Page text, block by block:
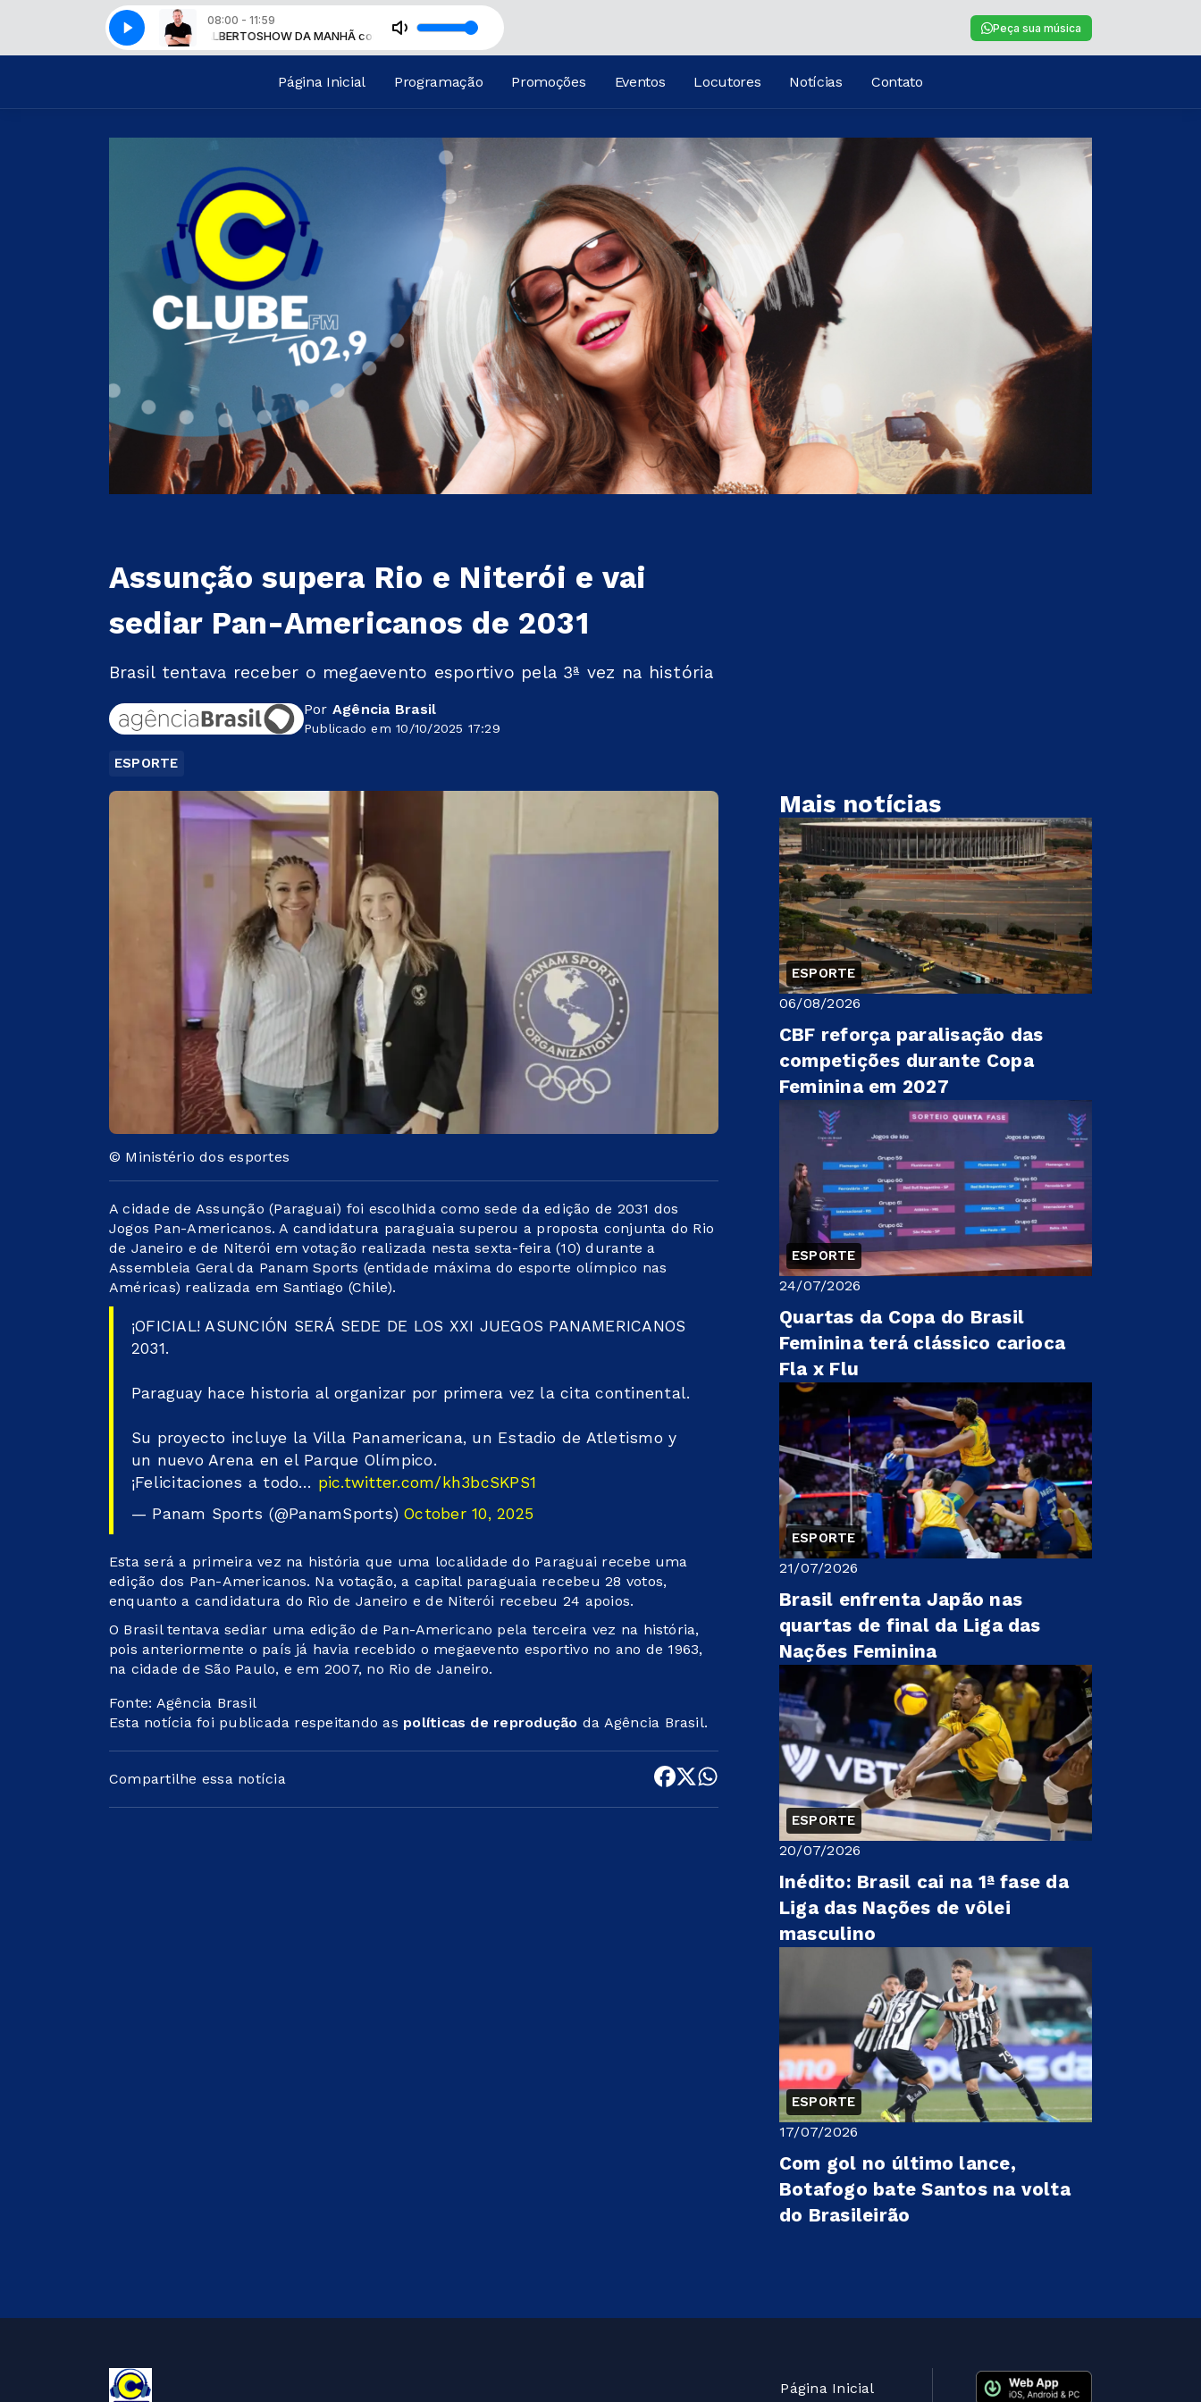
08:00 - 11:59
DA MANHÃ com CARLOS ALBERTO SHOW DA MANHÃ com CARLOS ALBERTO
Peça sua música
Página Inicial Programação Promoções Eventos Locutores Notícias Contato
Assunção supera Rio e Niterói e vai
sediar Pan-Americanos de 2031
Brasil tentava receber o megaevento esportivo pela 3ª vez na história
Por Agência Brasil
Publicado em 10/10/2025 17:29
ESPORTE
© Ministério dos esportes
A cidade de Assunção (Paraguai) foi escolhida como sede da edição de 2031 dos
Jogos Pan-Americanos. A candidatura paraguaia superou a proposta conjunta do Rio
de Janeiro e de Niterói em votação realizada nesta sexta-feira (10) durante a
Assembleia Geral da Panam Sports (entidade máxima do esporte olímpico nas
Américas) realizada em Santiago (Chile).
¡OFICIAL! ASUNCIÓN SERÁ SEDE DE LOS XXI JUEGOS PANAMERICANOS
2031.
Paraguay hace historia al organizar por primera vez la cita continental.
Su proyecto incluye la Villa Panamericana, un Estadio de Atletismo y
un nuevo Arena en el Parque Olímpico.
¡Felicitaciones a todo… pic.twitter.com/kh3bcSKPS1
— Panam Sports (@PanamSports)October 10, 2025
Esta será a primeira vez na história que uma localidade do Paraguai recebe uma
edição dos Pan-Americanos. Na votação, a capital paraguaia recebeu 28 votos,
enquanto a candidatura do Rio de Janeiro e de Niterói recebeu 24 apoios.
O Brasil tentava sediar uma edição de Pan-Americano pela terceira vez na história,
pois anteriormente o país já havia recebido o megaevento esportivo no ano de 1963,
na cidade de São Paulo, e em 2007, no Rio de Janeiro.
Fonte: Agência Brasil
Esta notícia foi publicada respeitando as políticas de reprodução da Agência Brasil.
Compartilhe essa notícia
Mais notícias
ESPORTE
06/08/2026
CBF reforça paralisação das
competições durante Copa
Feminina em 2027
ESPORTE
24/07/2026
Quartas da Copa do Brasil
Feminina terá clássico carioca
Fla x Flu
ESPORTE
21/07/2026
Brasil enfrenta Japão nas
quartas de final da Liga das
Nações Feminina
ESPORTE
20/07/2026
Inédito: Brasil cai na 1ª fase da
Liga das Nações de vôlei
masculino
ESPORTE
17/07/2026
Com gol no último lance,
Botafogo bate Santos na volta
do Brasileirão
Página Inicial